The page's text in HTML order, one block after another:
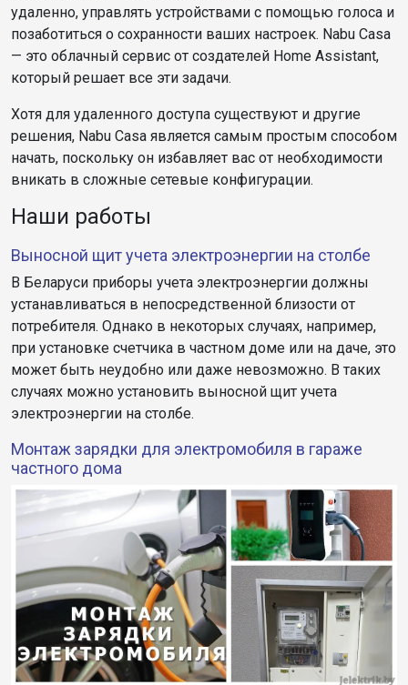
удаленно, управлять устройствами с помощью голоса и
позаботиться о сохранности ваших настроек. Nabu Casa
— это облачный сервис от создателей Home Assistant,
который решает все эти задачи.
Хотя для удаленного доступа существуют и другие
решения, Nabu Casa является самым простым способом
начать, поскольку он избавляет вас от необходимости
вникать в сложные сетевые конфигурации.
Наши работы
Выносной щит учета электроэнергии на столбе
В Беларуси приборы учета электроэнергии должны
устанавливаться в непосредственной близости от
потребителя. Однако в некоторых случаях, например,
при установке счетчика в частном доме или на даче, это
может быть неудобно или даже невозможно. В таких
случаях можно установить выносной щит учета
электроэнергии на столбе.
Монтаж зарядки для электромобиля в гараже
частного дома